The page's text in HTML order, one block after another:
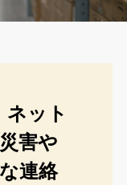
ット
害や
連絡